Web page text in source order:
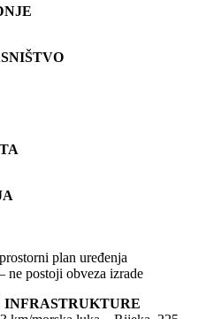
plan uređenja
ne postoji obveza izrade
INFRASTRUKTURE